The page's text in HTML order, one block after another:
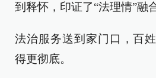
到释怀，印证了“法理情”融
法治服务送到家门口，百
得更彻底。